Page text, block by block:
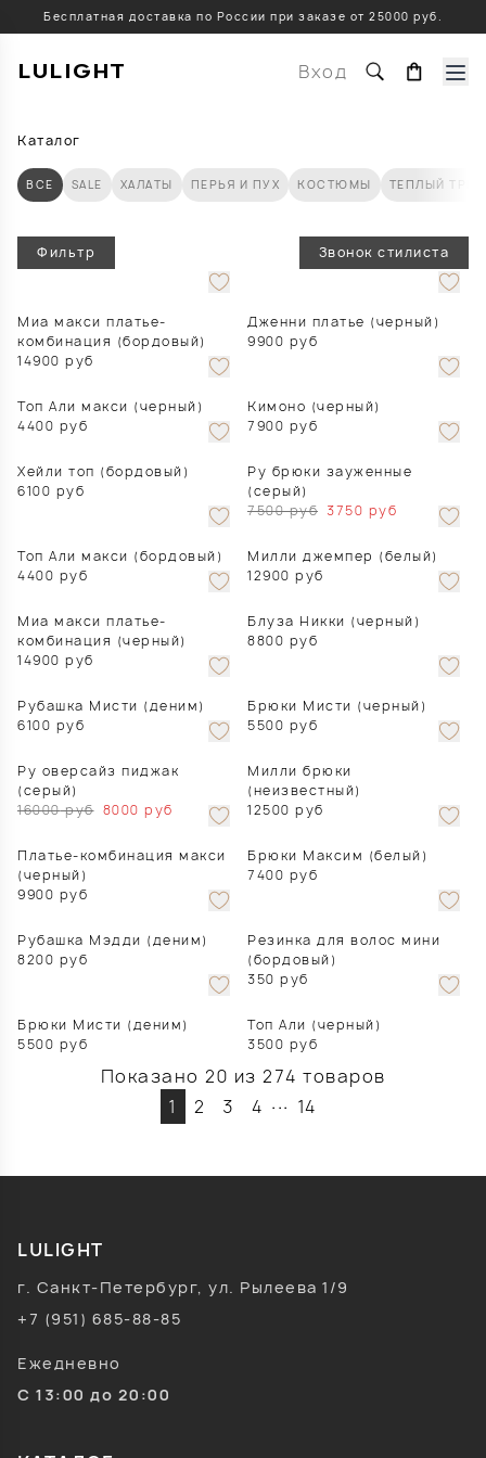
Бесплатная доставка по России при заказе от 25000 руб.
LULIGHT Вход
Каталог
ВСЕ SALE ХАЛАТЫ ПЕРЬЯ И ПУХ КОСТЮМЫ ТЕПЛЫЙ
Фильтр Звонок стилиста
Миа макси платье-
комбинация (бордовый)
14900 руб
Дженни платье (черный)
9900 руб
Топ Али макси (черный)
4400 руб
Кимоно (черный)
7900 руб
Хейли топ (бордовый)
6100 руб
Ру брюки зауженные
(серый)
7500руб 3750 руб
Топ Али макси (бордовый)
4400 руб
Милли джемпер (белый)
12900 руб
Миа макси платье-
комбинация (черный)
14900 руб
Блуза Никки (черный)
8800 руб
Рубашка Мисти (деним)
6100 руб
Брюки Мисти (черный)
5500 руб
Ру оверсайз пиджак
(серый)
16000руб 8000 руб
Милли брюки
(неизвестный)
12500 руб
Платье-комбинация макси
(черный)
9900 руб
Брюки Максим (белый)
7400 руб
Рубашка Мэдди (деним)
8200 руб
Резинка для волос мини
(бордовый)
350 руб
Брюки Мисти (деним)
5500 руб
Топ Али (черный)
3500 руб
Показано 20 из 274 товаров
1
2 3 4 ... 14
LULIGHT
г. Санкт-Петербург, ул. Рылеева 1/9
+7 (951) 685-88-85
Ежедневно
С 13:00 до 20:00